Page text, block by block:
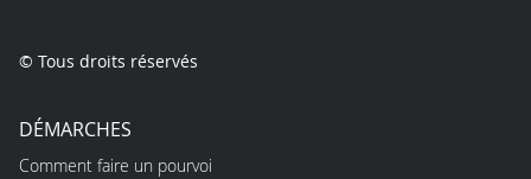
© Tous droits réservés
DÉMARCHES
Comment faire un pourvoi